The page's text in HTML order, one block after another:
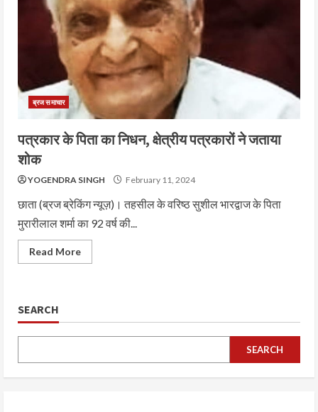
ब्रज समाचार
पत्रकार के पिता का निधन, क्षेत्रीय पत्रकारों ने जताया
शोक
YOGENDRA SINGH February 11, 2024
छाता (ब्रज ब्रेकिंग न्यूज़)। तहसील के वरिष्ठ सुशील भारद्वाज के पिता
मुरारीलाल शर्मा का 92 वर्ष की...
Read More
SEARCH
SEARCH